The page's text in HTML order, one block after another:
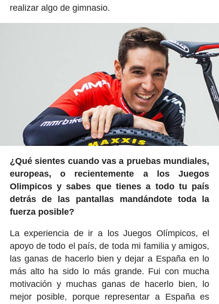
realizar algo de gimnasio.
¿Qué sientes cuando vas a pruebas mundiales,
europeas, o recientemente a los Juegos
Olimpicos y sabes que tienes a todo tu país
detrás de las pantallas mandándote toda la
fuerza posible?
La experiencia de ir a los Juegos Olímpicos, el
apoyo de todo el país, de toda mi familia y amigos,
las ganas de hacerlo bien y dejar a España en lo
más alto ha sido lo más grande. Fui con mucha
motivación y muchas ganas de hacerlo bien, lo
mejor posible, porque representar a España es